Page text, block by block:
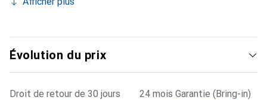
Évolution du prix
Droit de retour de 30 jours
24 mois Garantie (Bring-in)